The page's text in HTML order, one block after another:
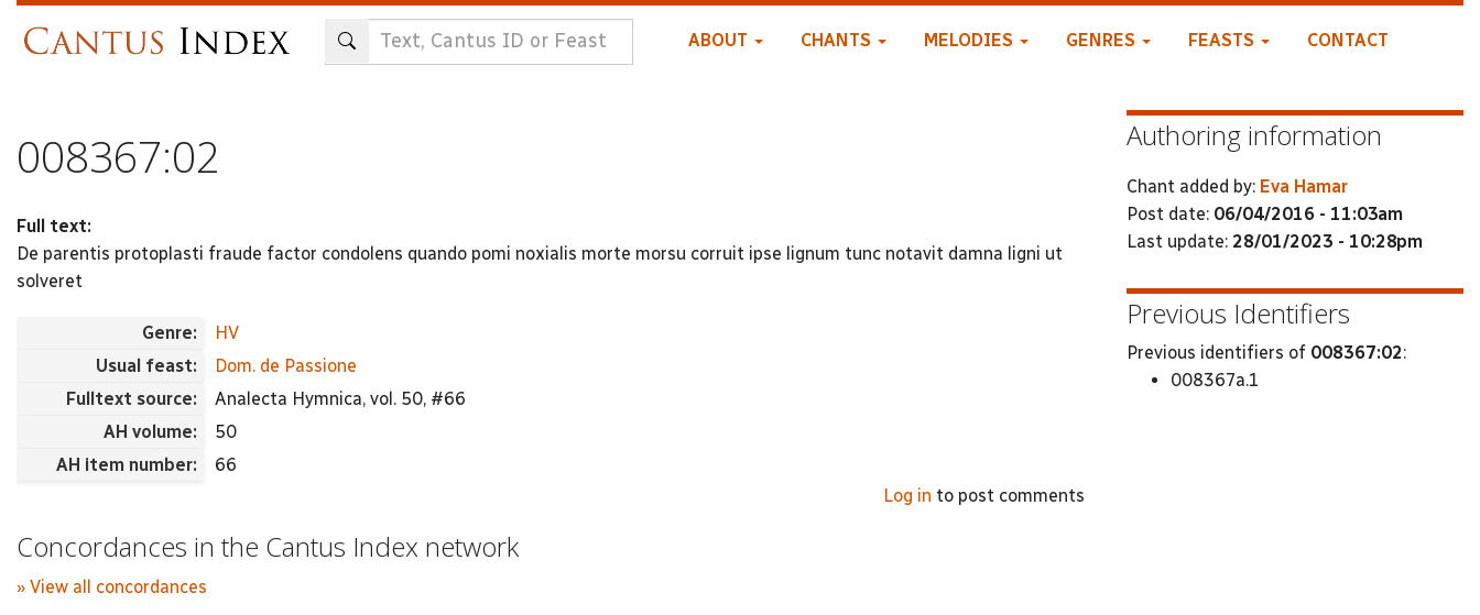
ABOUT CHANTS MELODIES GENRES FEASTS CONTACT
008367:02
Full text:
De parentis protoplasti fraude factor condolens quando pomi noxialis morte morsu corruit ipse lignum tunc notavit damna ligni ut
solveret
Genre:
HV
Usual feast:
Dom. de Passione
Fulltext source:
Analecta Hymnica, vol. 50, #66
AH volume:
50
AH item number:
66
Log in to post comments
Concordances in the Cantus Index network
» View all concordances
Authoring information
Chant added by: Eva Hamar
Post date: 06/04/2016 - 11:03am
Last update: 28/01/2023 - 10:28pm
Previous Identifiers
Previous identifiers of 008367:02:
008367a.1